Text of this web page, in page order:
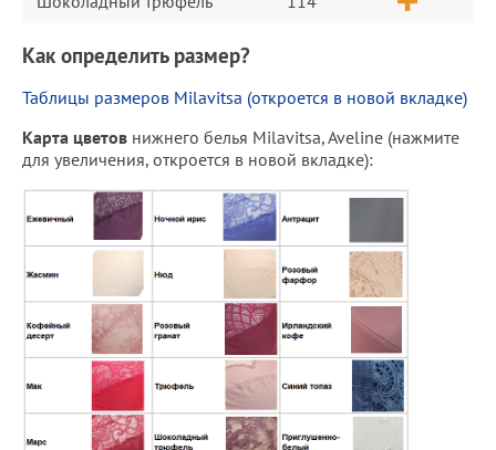
Как определить размер?
Таблицы размеров Milavitsa (откроется в новой вкладке)
Карта цветов нижнего белья Milavitsa, Aveline (нажмите
для увеличения, откроется в новой вкладке):